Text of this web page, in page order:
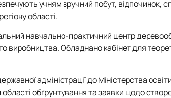
учням зручний побут, відпочинок,
області.
навчально-практичний центр
виробництва. Обладнано кабінет для
адміністрації до Міністерства
області обґрунтування та заявки щодо